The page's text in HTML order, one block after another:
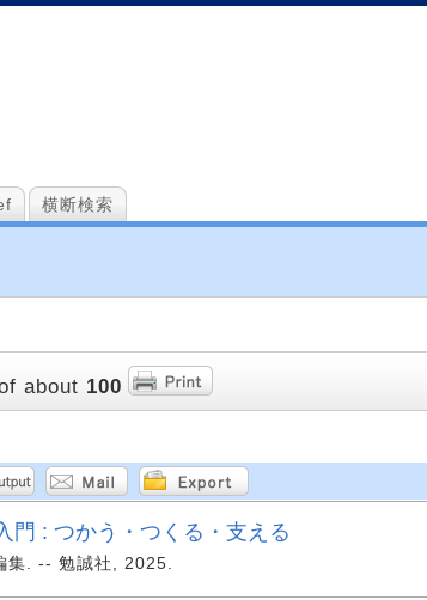
横断検索
about 100
門 : つかう・つくる・支える
集. -- 勉誠社, 2025.